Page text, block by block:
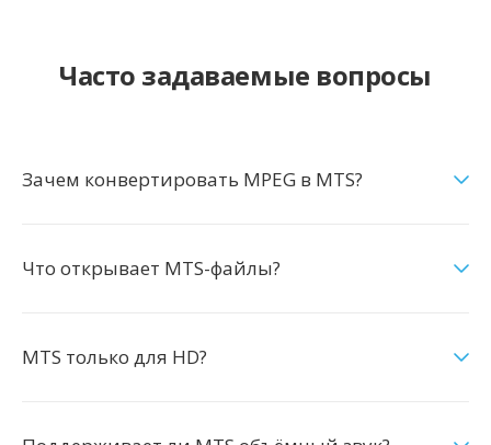
Часто задаваемые вопросы
Зачем конвертировать MPEG в MTS?
Что открывает MTS-файлы?
MTS только для HD?